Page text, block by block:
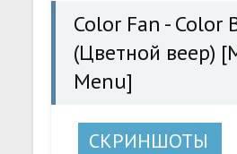
Color Fan - Color
(Цветной веер)
Menu]
СКРИНШОТЫ